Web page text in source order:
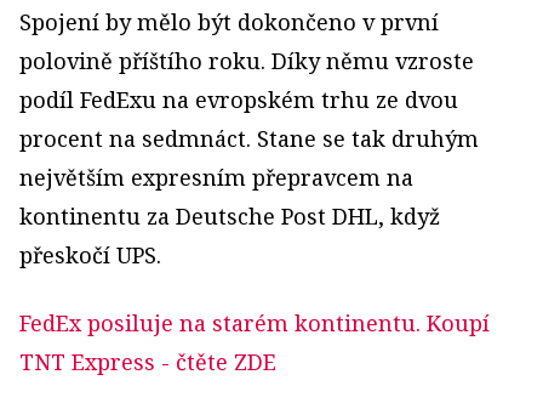
Spojení by mělo být dokončeno v první
polovině příštího roku. Díky němu vzroste
podíl FedExu na evropském trhu ze dvou
procent na sedmnáct. Stane se tak druhým
největším expresním přepravcem na
kontinentu za Deutsche Post DHL, když
přeskočí UPS.
FedEx posiluje na starém kontinentu. Koupí
TNT Express - čtěte ZDE